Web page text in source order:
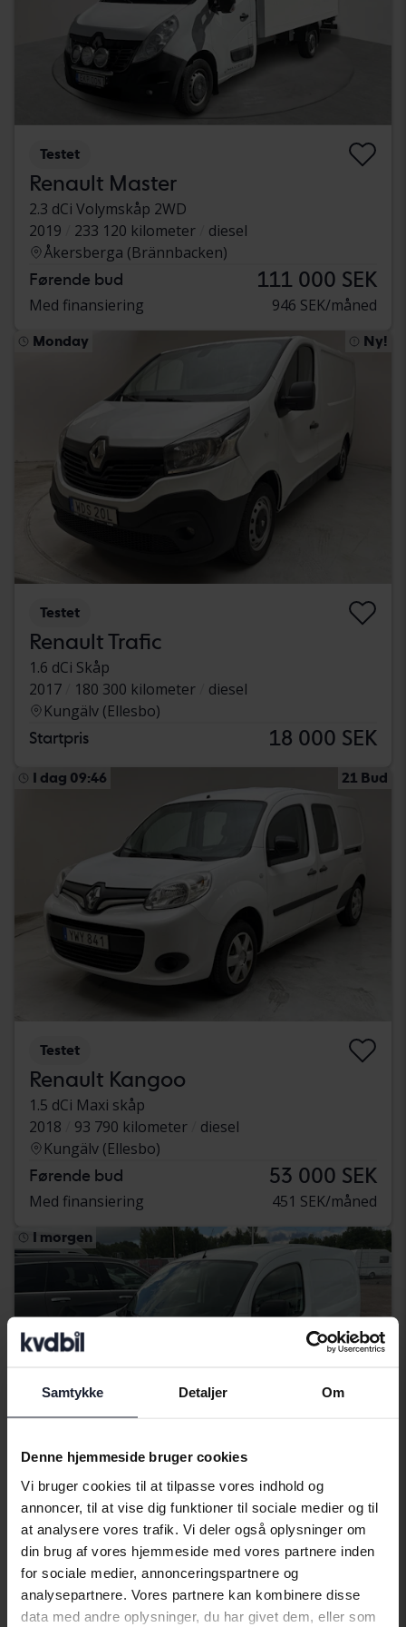
Samtykke Detaljer Om
Denne hjemmeside bruger cookies
Vi bruger cookies til at tilpasse vores indhold og
annoncer, til at vise dig funktioner til sociale medier og til
at analysere vores trafik. Vi deler også oplysninger om
din brug af vores hjemmeside med vores partnere inden
for sociale medier, annonceringspartnere og
analysepartnere. Vores partnere kan kombinere disse
data med andre oplysninger, du har givet dem, eller som
Testet
Renault Master
2.3 dCi Volymskåp 2WD
2019
233 120 kilometer
diesel
Åkersberga (Brännbacken)
Førende bud 111 000 SEK
Med finansiering 946 SEK/måned
Monday Ny!
Testet
Renault Trafic
1.6 dCi Skåp
2017
180 300 kilometer
diesel
Kungälv (Ellesbo)
Startpris 18 000 SEK
I dag 09:46 21 Bud
Testet
Renault Kangoo
1.5 dCi Maxi skåp
2018
93 790 kilometer
diesel
Kungälv (Ellesbo)
Førende bud 53 000 SEK
Med finansiering 451 SEK/måned
I morgen
Reparation af objekt
Renault Kangoo
Express II Z.E. Skåp
2012
45 000 kilometer
Linköping (Jägarvallen)